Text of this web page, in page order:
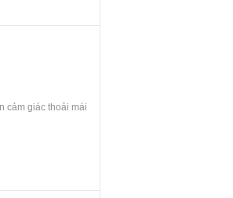
cảm giác thoải mái